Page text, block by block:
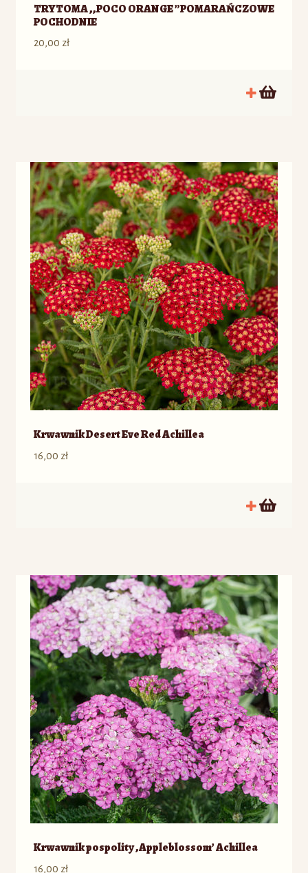
TRYTOMA ,,POCO ORANGE ”POMARAŃCZOWE
POCHODNIE
20,00 zł
Krwawnik Desert Eve Red Achillea
16,00 zł
Krwawnik pospolity ‚Appleblossom’ Achillea
16,00 zł